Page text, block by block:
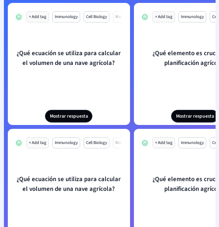
+ Add tag Immunology Cell Biology Mo
¿Qué ecuación se utiliza para calcular
el volumen de una nave agrícola?
Mostrar respuesta
+ Add tag Immunology
¿Qué elemento es
planificación
Mostrar respuesta
+ Add tag Immunology Cell Biology Mo
¿Qué ecuación se utiliza para calcular
el volumen de una nave agrícola?
+ Add tag Immunology
¿Qué elemento es
planificación